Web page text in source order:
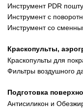
Инструмент PDR
Инструмент с
Инструмент со
Краскопульты,
Краскопульты для
Фильтры воздушного
Подготовка
Антисиликон и